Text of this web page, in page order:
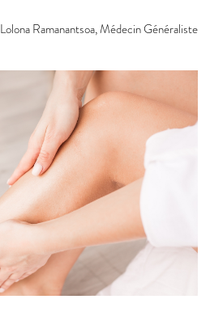
Lolona Ramanantsoa, Médecin Généraliste